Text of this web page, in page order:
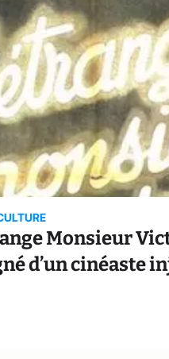
Monsieur
d’un cinéaste